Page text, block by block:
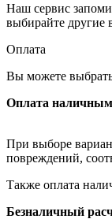
Наш сервис
выбирайте другие
Оплата
Вы можете
Оплата
При выборе
повреждений,
Также оплата
Безналичный